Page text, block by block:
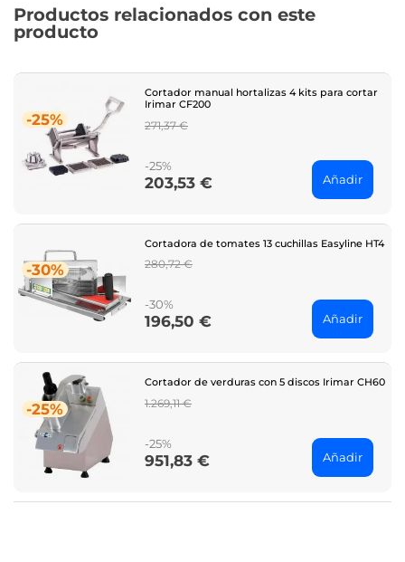
Productos relacionados con este
producto
-25%
Cortador manual hortalizas 4 kits para cortar
Irimar CF200
Regular
271,37 €
-25%
Price
203,53 € Añadir
-30%
Cortadora de tomates 13 cuchillas Easyline HT4
Regular
280,72 €
-30%
Price
196,50 € Añadir
-25%
Cortador de verduras con 5 discos Irimar CH60
Regular
1.269,11 €
-25%
Price
951,83 € Añadir